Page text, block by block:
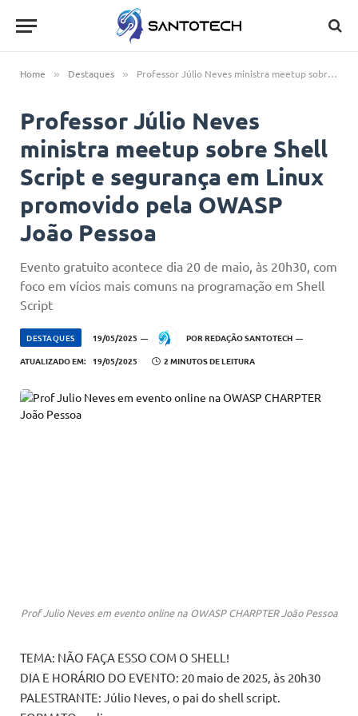
Home » Destaques » Professor Júlio Neves ministra meetup sobre Shell Script e segurança em Linux promovido pela OWASP João Pessoa
Professor Júlio Neves
ministra meetup sobre Shell
Script e segurança em Linux
promovido pela OWASP
João Pessoa
Evento gratuito acontece dia 20 de maio, às 20h30, com
foco em vícios mais comuns na programação em Shell
Script
DESTAQUES 19/05/2025 POR REDAÇÃO SANTOTECH
ATUALIZADO EM: 19/05/2025 2 MINUTOS DE LEITURA
Prof Julio Neves em evento online na OWASP CHARPTER João Pessoa
TEMA: NÃO FAÇA ESSO COM O SHELL!
DIA E HORÁRIO DO EVENTO: 20 maio de 2025, às 20h30
PALESTRANTE: Júlio Neves, o pai do shell script.